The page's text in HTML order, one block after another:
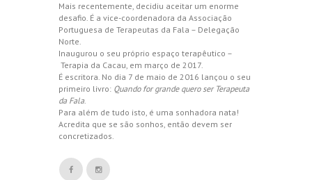
Mais recentemente, decidiu aceitar um enorme
desafio. É a vice-coordenadora da Associação
Portuguesa de Terapeutas da Fala – Delegação
Norte.
Inaugurou o seu próprio espaço terapêutico –
Terapia da Cacau, em março de 2017.
É escritora. No dia 7 de maio de 2016 lançou o seu
primeiro livro: Quando for grande quero ser Terapeuta
da Fala.
Para além de tudo isto, é uma sonhadora nata!
Acredita que se são sonhos, então devem ser
concretizados.